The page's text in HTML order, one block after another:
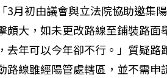
3月初由議會與立法院協助邀集
大，如未更改路線至鋪裝路面
年可以今年卻不行。」質疑路
線雖經陽管處轄區，並不需申